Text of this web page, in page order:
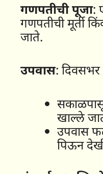
गणपतीची पूजा:
गणपतीची मूर्ती
जाते.
उपवास:
खाल्ले
उपवास
पिऊन